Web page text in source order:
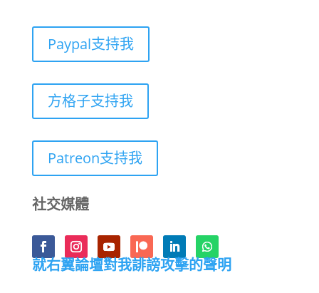
Paypal支持我
方格子支持我
Patreon支持我
社交媒體
就右翼論壇對我誹謗攻擊的聲明